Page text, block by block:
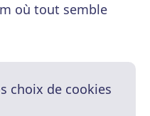
où tout semble
choix de cookies